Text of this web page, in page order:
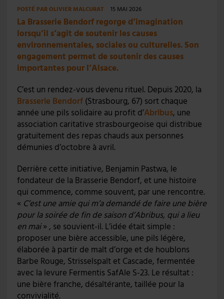
POSTÉ PAROLIVIER MALCURAT 15 MAI 2026
La Brasserie Bendorf regorge d’imagination
lorsqu’il s’agit de soutenir les causes
environnementales, sociales ou culturelles. Son
engagement permet de soutenir des causes
importantes pour l’Alsace.
C’est un rendez-vous devenu rituel. Depuis 2020, la
Brasserie Bendorf(Strasbourg, 67) sort chaque
année une pils solidaire au profit d’Abribus, une
association caritative strasbourgeoise qui distribue
gratuitement des repas chauds aux personnes
démunies d’octobre à avril.
Derrière cette initiative, Benjamin Pastwa, le
fondateur de la Brasserie Bendorf, et une histoire
qui commence, comme souvent, par une rencontre.
« C’est une amie qui m’a demandé de faire une bière
pour la soirée de fin de saison d’Abribus, qui a lieu
en mai» , se souvient-il. L’idée était simple :
proposer une bière accessible, une pils légère,
élaborée à partir de malt d’orge et de houblons
Barbe Rouge, Strisselspalt et Cascade, fermentée
avec la levure Fermentis SafAle S-23. Le résultat :
une bière franche, désaltérante, taillée pour la
convivialité.